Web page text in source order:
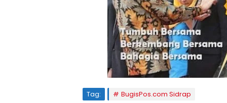
Tag:
BugisPos.com Sidrap